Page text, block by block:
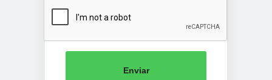
Enviar